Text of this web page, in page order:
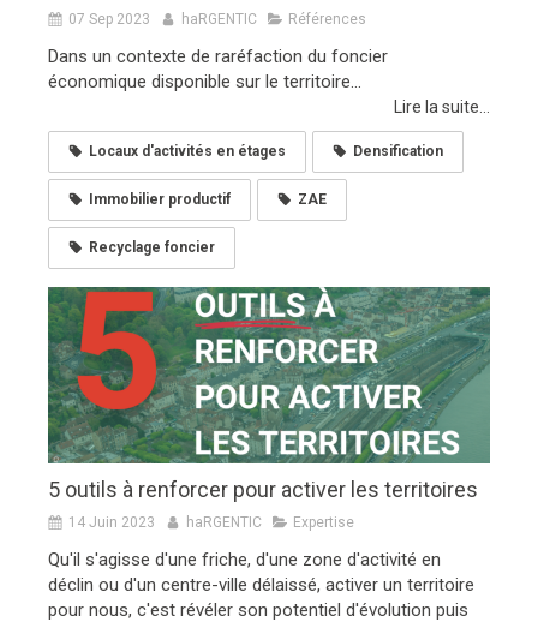
07 Sep 2023 haRGENTIC Références
Dans un contexte de raréfaction du foncier
économique disponible sur le territoire...
Lire la suite...
Locaux d'activités en étages Densification
Immobilier productif ZAE
Recyclage foncier
5 outils à renforcer pour activer les territoires
14 Juin 2023 haRGENTIC Expertise
Qu'il s'agisse d'une friche, d'une zone d'activité en
déclin ou d'un centre-ville délaissé, activer un territoire
pour nous, c'est révéler son potentiel d'évolution puis